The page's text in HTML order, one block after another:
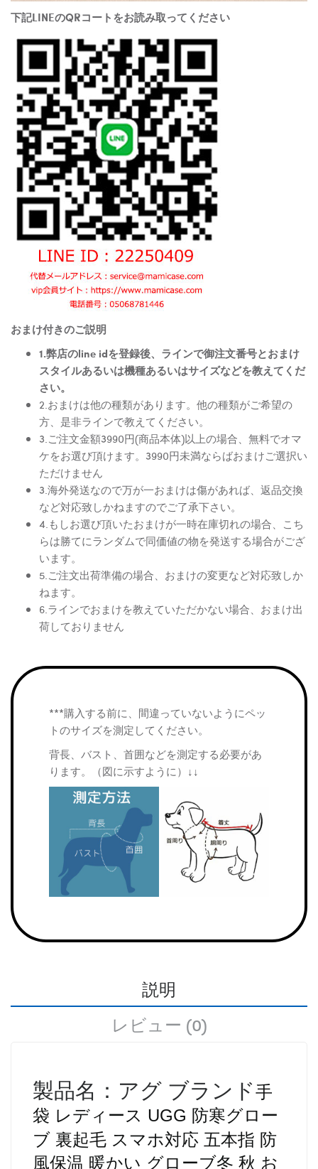
下記LINEのQRコートをお読み取ってください
おまけ付きのご説明
1.弊店のline idを登録後、ラインで御注文番号とおまけ
スタイルあるいは機種あるいはサイズなどを教えてくだ
さい。
2.おまけは他の種類があります。他の種類がご希望の
方、是非ラインで教えてください。
3.ご注文金額3990円(商品本体)以上の場合、無料でオマ
ケをお選び頂けます。3990円未満ならばおまけご選択い
ただけません
3.海外発送なので万が一おまけは傷があれば、返品交換
など対応致しかねますのでご了承下さい。
4.もしお選び頂いたおまけが一時在庫切れの場合、こち
らは勝てにランダムで同価値の物を発送する場合がござ
います。
5.ご注文出荷準備の場合、おまけの変更など対応致しか
ねます。
6.ラインでおまけを教えていただかない場合、おまけ出
荷しておりません
***購入する前に、間違っていないようにペッ
トのサイズを測定してください。
背長、バスト、首囲などを測定する必要があ
ります。（図に示すように）↓↓
説明
レビュー (0)
製品名：アグ ブランド手
袋 レディース UGG 防寒グロー
ブ 裏起毛 スマホ対応 五本指 防
風保温 暖かい グローブ冬 秋 お